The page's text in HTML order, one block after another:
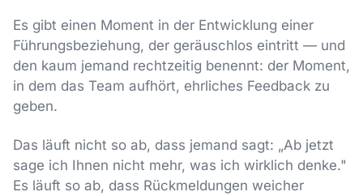
Es gibt einen Moment in der Entwicklung einer
Führungsbeziehung, der geräuschlos eintritt — und
den kaum jemand rechtzeitig benennt: der Moment,
in dem das Team aufhört, ehrliches Feedback zu
geben.
Das läuft nicht so ab, dass jemand sagt: „Ab jetzt
sage ich Ihnen nicht mehr, was ich wirklich denke."
Es läuft so ab, dass Rückmeldungen weicher